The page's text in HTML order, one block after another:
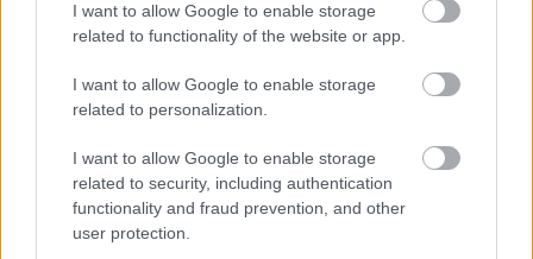
I want to allow Google to enable storage
related to functionality of the website or app.
I want to allow Google to enable storage
related to personalization.
I want to allow Google to enable storage
related to security, including authentication
functionality and fraud prevention, and other
user protection.
ΑΣΕΠ: Αυτές είναι οι δύο επόμενες
προκηρύξεις «μαμούθ» (με μόρια)
ΑΣΕΠ: Νέος γραπτός διαγωνισμός -
Μόνιμοι στο υπουργείο Εξωτερικών